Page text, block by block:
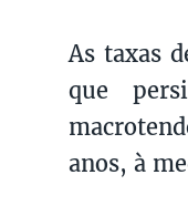
As taxas
que
anos, à